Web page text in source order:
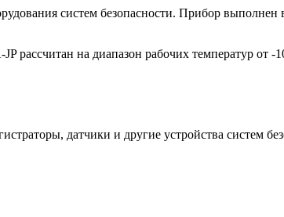
систем безопасности. Прибор выполнен
рассчитан на диапазон рабочих температур от -
датчики и другие устройства систем